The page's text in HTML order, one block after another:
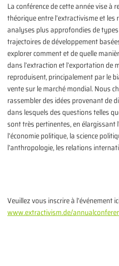
La conférence de cette année vise à
théorique entre l’extractivisme et
analyses plus approfondies de
trajectoires de développement
explorer comment et de quelle
dans l’extraction et l’exportation de
reproduisent, principalement par le
vente sur le marché mondial. Nous
rassembler des idées provenant de
dans lesquels des questions telles
sont très pertinentes, en élargissant
l’économie politique, la science
l’anthropologie, les relations
Veuillez vous inscrire à l’événement
www.extractivism.de/